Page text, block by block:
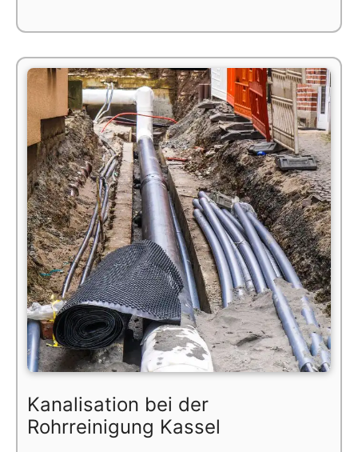
Kanalisation bei der
Rohrreinigung Kassel